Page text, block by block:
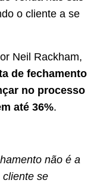
o cliente a se
Neil Rackham,
de fechamento
no processo
até 36%.
não é a
cliente se